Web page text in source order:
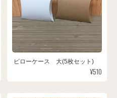
ピローケース 大(5枚セット)
¥510